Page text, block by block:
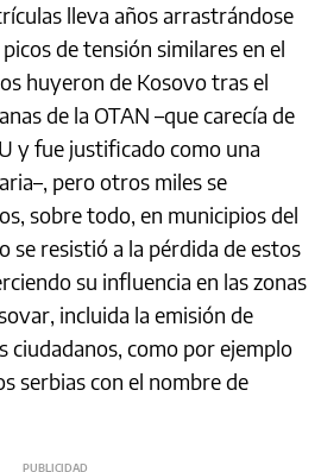
lleva años arrastrándose
de tensión similares en el
huyeron de Kosovo tras el
de la OTAN –que carecía de
y fue justificado como una
pero otros miles se
sobre todo, en municipios del
se resistió a la pérdida de estos
su influencia en las zonas
incluida la emisión de
ciudadanos, como por ejemplo
serbias con el nombre de